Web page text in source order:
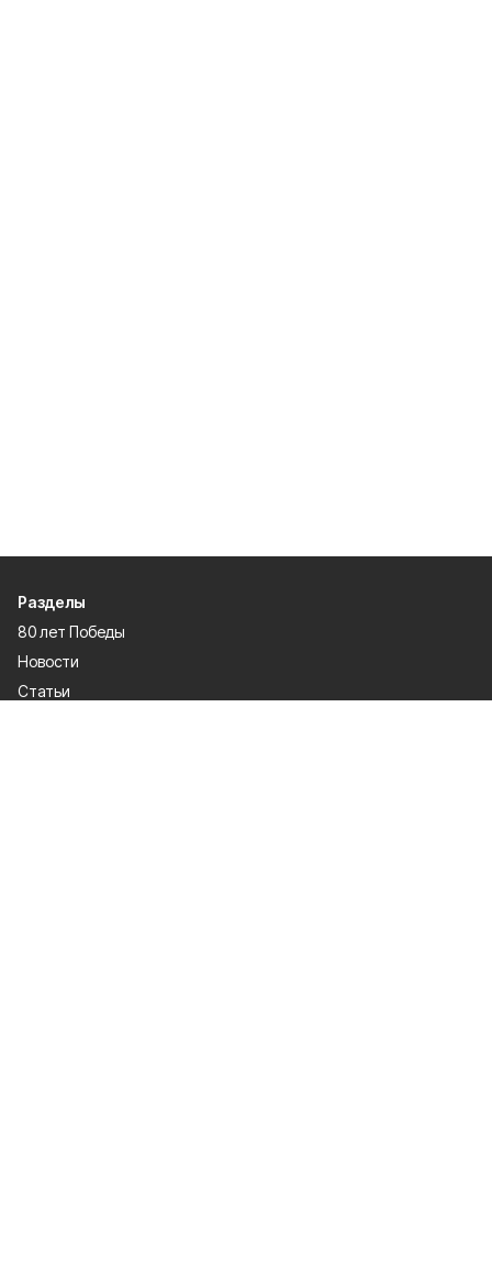
Разделы
80 лет Победы
Новости
Статьи